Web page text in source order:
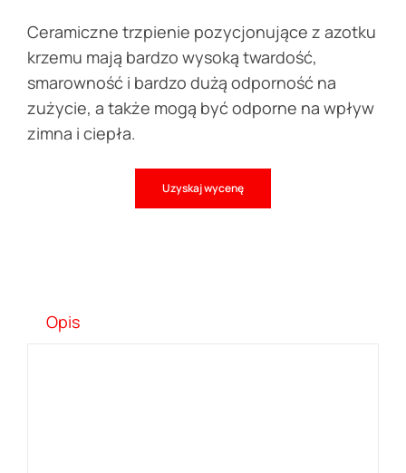
Ceramiczne trzpienie pozycjonujące z azotku
krzemu mają bardzo wysoką twardość,
smarowność i bardzo dużą odporność na
zużycie, a także mogą być odporne na wpływ
zimna i ciepła.
Uzyskaj wycenę
Opis